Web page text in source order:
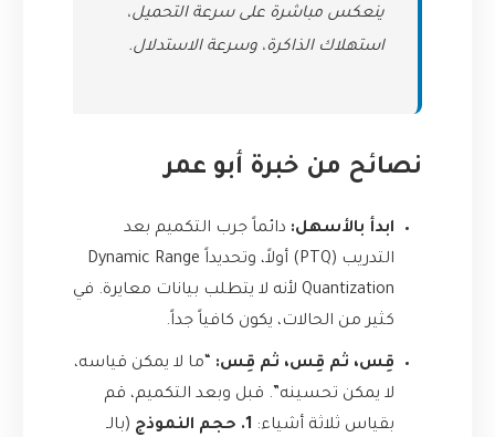
ينعكس مباشرة على سرعة التحميل،
استهلاك الذاكرة، وسرعة الاستدلال.
نصائح من خبرة أبو عمر
ابدأ بالأسهل: دائماً جرب التكميم بعد
التدريب (PTQ) أولاً، وتحديداً Dynamic Range
Quantization لأنه لا يتطلب بيانات معايرة. في
كثير من الحالات، يكون كافياً جداً.
قِس، ثم قِس، ثم قِس: “ما لا يمكن قياسه،
لا يمكن تحسينه”. قبل وبعد التكميم، قم
بقياس ثلاثة أشياء: 1. حجم النموذج
(بالـ